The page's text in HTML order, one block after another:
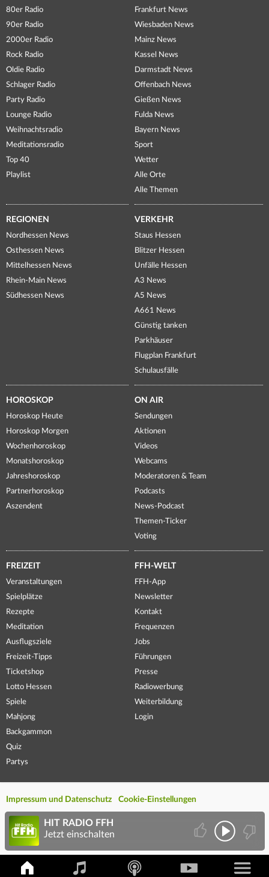
80er Radio
90er Radio
2000er Radio
Rock Radio
Oldie Radio
Schlager Radio
Party Radio
Lounge Radio
Weihnachtsradio
Meditationsradio
Top 40
Playlist
Frankfurt News
Wiesbaden News
Mainz News
Kassel News
Darmstadt News
Offenbach News
Gießen News
Fulda News
Bayern News
Sport
Wetter
Alle Orte
Alle Themen
REGIONEN
Nordhessen News
Osthessen News
Mittelhessen News
Rhein-Main News
Südhessen News
VERKEHR
Staus Hessen
Blitzer Hessen
Unfälle Hessen
A3 News
A5 News
A661 News
Günstig tanken
Parkhäuser
Flugplan Frankfurt
Schulausfälle
HOROSKOP
Horoskop Heute
Horoskop Morgen
Wochenhoroskop
Monatshoroskop
Jahreshoroskop
Partnerhoroskop
Aszendent
ON AIR
Sendungen
Aktionen
Videos
Webcams
Moderatoren & Team
Podcasts
News-Podcast
Themen-Ticker
Voting
FREIZEIT
Veranstaltungen
Spielplätze
Rezepte
Meditation
Ausflugsziele
Freizeit-Tipps
Ticketshop
Lotto Hessen
Spiele
Mahjong
Backgammon
Quiz
Partys
FFH-WELT
FFH-App
Newsletter
Kontakt
Frequenzen
Jobs
Führungen
Presse
Radiowerbung
Weiterbildung
Login
Impressum und Datenschutz Cookie-Einstellungen
HIT RADIO FFH
Jetzt einschalten